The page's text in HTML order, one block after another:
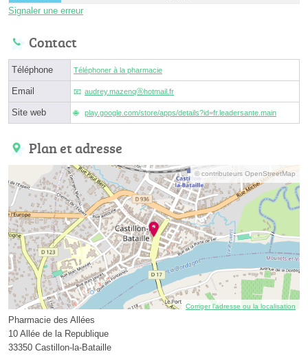
Signaler une erreur
Contact
Téléphone Téléphoner à la pharmacie
Email audrey.mazenqⓐhotmail.fr
Site web play.google.com/store/apps/details?id=fr.leadersante.main
Plan et adresse
© contributeurs OpenStreetMap
Corriger l’adresse ou la localisation
Pharmacie des Allées
10 Allée de la Republique
33350 Castillon-la-Bataille